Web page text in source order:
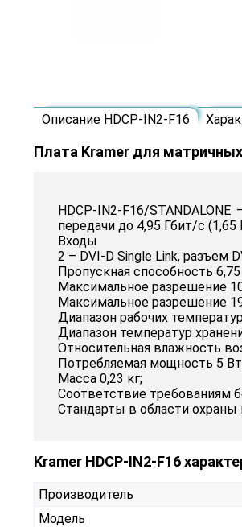
Описание HDCP-IN2-F16
Плата Kramer для
HDCP-IN2-F16/
передачи до 4,95 Гбит/с (1,65
Входы
2 – DVI-D Single Link, разъем
Пропускная способность
Максимальное разрешение
Максимальное разрешение
Диапазон рабочих
Диапазон температур
Относительная влажность
Потребляемая мощность 5
Масса 0,23 кг;
Соответствие требованиям
Стандарты в области
Kramer HDCP-IN2-F16
Производитель
Модель